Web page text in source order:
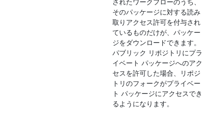
そのパッケージに対する読み
取りアクセス許可を付与され
ているものだけが、パッケー
ジをダウンロードできます。
パブリック リポジトリにプラ
イベート パッケージへのアク
セスを許可した場合、リポジ
トリのフォークがプライベー
ト パッケージにアクセスでき
るようになります。